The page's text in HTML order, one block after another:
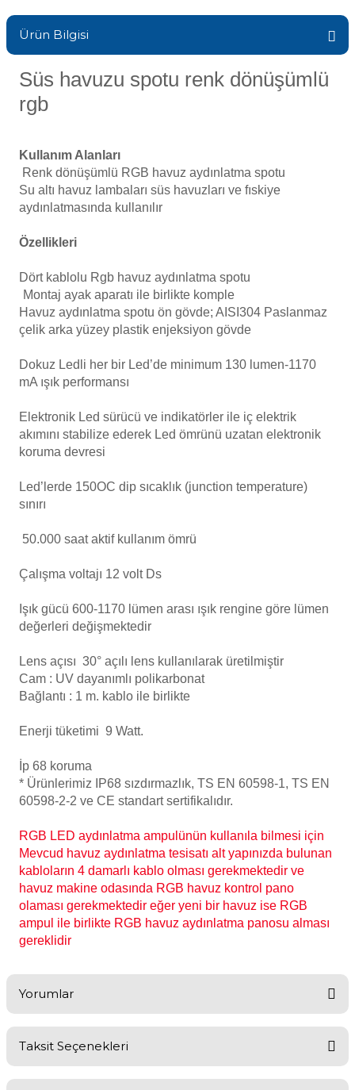
Sıvı Ph- Düşürücü
Toz Ph+ Yükseltici
Selenoid
Alkalinite Düşürücü
e Pool Expert
Kalsiyum Hipoklorit
Süper Pool
Tuz
Havuz Vana
Havuz Elektrik
Havuz Sarf
Bahçe Süs Havuzu
Endüstriyel Blower
Bahçe Havuz
Havuz Robotu Yedek
Dezenfeksiyon
Havuz Güvenlik
Havuz
Havuz Pompa
Havuz
Jakuzi Sauna
Ürün Bilgisi
Süs havuzu spotu renk dönüşümlü
rgb
Kullanım Alanları
Renk dönüşümlü RGB havuz aydınlatma spotu
Su altı havuz lambaları süs havuzları ve fıskiye
aydınlatmasında kullanılır
Özellikleri
Dört kablolu Rgb havuz aydınlatma spotu
Montaj ayak aparatı ile birlikte komple
Havuz aydınlatma spotu ön gövde; AISI304 Paslanmaz
çelik arka yüzey plastik enjeksiyon gövde
Dokuz Ledli her bir Led’de minimum 130 lumen-1170
mA ışık performansı
Elektronik Led sürücü ve indikatörler ile iç elektrik
akımını stabilize ederek Led ömrünü uzatan elektronik
koruma devresi
Led’lerde 150OC dip sıcaklık (junction temperature)
sınırı
50.000 saat aktif kullanım ömrü
Çalışma voltajı 12 volt Ds
Işık gücü 600-1170 lümen arası ışık rengine göre lümen
değerleri değişmektedir
Lens açısı 30° açılı lens kullanılarak üretilmiştir
Cam : UV dayanımlı polikarbonat
Bağlantı : 1 m. kablo ile birlikte
Enerji tüketimi 9 Watt.
İp 68 koruma
* Ürünlerimiz IP68 sızdırmazlık, TS EN 60598-1, TS EN
60598-2-2 ve CE standart sertifikalıdır.
RGB LED aydınlatma ampulünün kullanıla bilmesi için
Mevcud havuz aydınlatma tesisatı alt yapınızda bulunan
kabloların 4 damarlı kablo olması gerekmektedir ve
havuz makine odasında RGB havuz kontrol pano
olaması gerekmektedir eğer yeni bir havuz ise RGB
ampul ile birlikte RGB havuz aydınlatma panosu alması
gereklidir
Yorumlar
Taksit Seçenekleri